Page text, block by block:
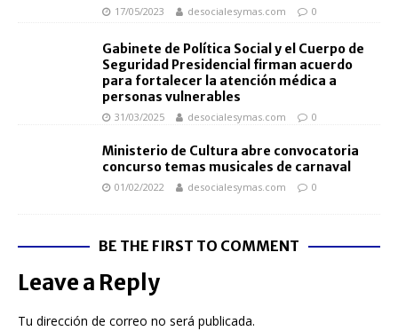
17/05/2023 desocialesymas.com 0
Gabinete de Política Social y el Cuerpo de
Seguridad Presidencial firman acuerdo
para fortalecer la atención médica a
personas vulnerables
31/03/2025 desocialesymas.com 0
Ministerio de Cultura abre convocatoria
concurso temas musicales de carnaval
01/02/2022 desocialesymas.com 0
BE THE FIRST TO COMMENT
Leave a Reply
Tu dirección de correo no será publicada.